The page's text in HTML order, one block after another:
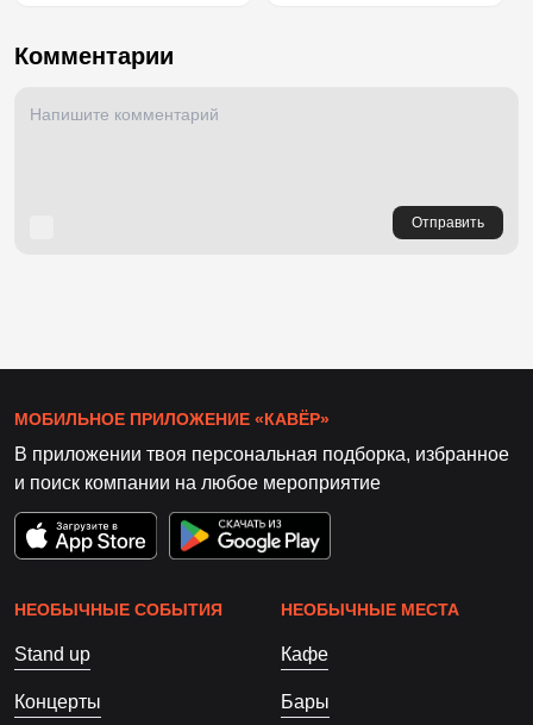
Комментарии
Отправить
МОБИЛЬНОЕ ПРИЛОЖЕНИЕ «КАВЁР»
В приложении твоя персональная подборка, избранное
и поиск компании на любое мероприятие
НЕОБЫЧНЫЕ СОБЫТИЯ
Stand up
Концерты
НЕОБЫЧНЫЕ МЕСТА
Кафе
Бары